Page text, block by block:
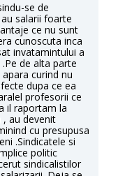
se de
salarii foarte
ce nu sunt
cunoscuta inca
invatamintului a
de alta parte
curind nu
dupa ce ea
profesorii ce
il raportam la
au devenit
cu presupusa
.Sindicatele si
politic
sindicalistilor